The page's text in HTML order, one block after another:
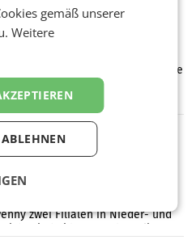
für Zirkularität: ARA und
am POS über
August hinweg rücken die
Austria AG (ARA) und der
Müller die Initiative
in allen österreichischen
zwei Filialen in
Niederösterreich
– Im Rahmen einer
zwei Filialen in Nieder- und
gemäß unserer
Weitere